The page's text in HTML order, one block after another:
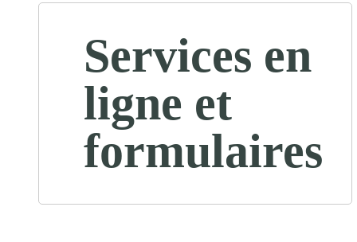
Services en
ligne et
formulaires